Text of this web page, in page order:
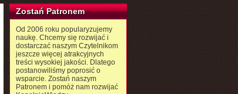
Zostań Patronem
Od 2006 roku popularyzujemy
naukę. Chcemy się rozwijać i
dostarczać naszym Czytelnikom
jeszcze więcej atrakcyjnych
treści wysokiej jakości. Dlatego
postanowiliśmy poprosić o
wsparcie. Zostań naszym
Patronem i pomóż nam rozwijać